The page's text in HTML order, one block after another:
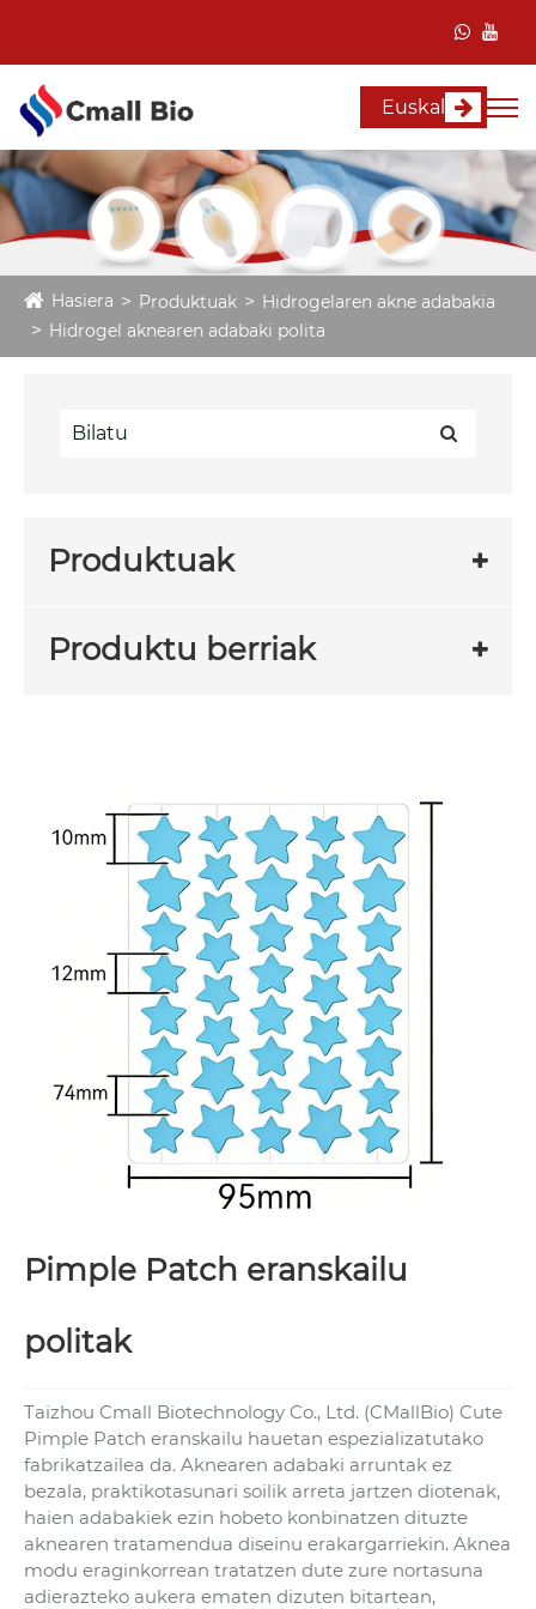
Euskal
Hasiera Produktuak
Hidrogelaren akne adabakia
Hidrogel aknearen adabaki polita
Produktuak
Produktu berriak
Pimple Patch eranskailu
politak
Taizhou Cmall Biotechnology Co., Ltd. (CMallBio) Cute
Pimple Patch eranskailu hauetan espezializatutako
fabrikatzailea da. Aknearen adabaki arruntak ez
bezala, praktikotasunari soilik arreta jartzen diotenak,
haien adabakiek ezin hobeto konbinatzen dituzte
aknearen tratamendua diseinu erakargarriekin. Aknea
modu eraginkorrean tratatzen dute zure nortasuna
adierazteko aukera ematen dizuten bitartean,